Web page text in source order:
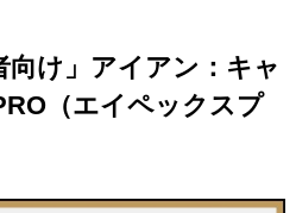
向け」アイアン：キャ
（エイペックスプ